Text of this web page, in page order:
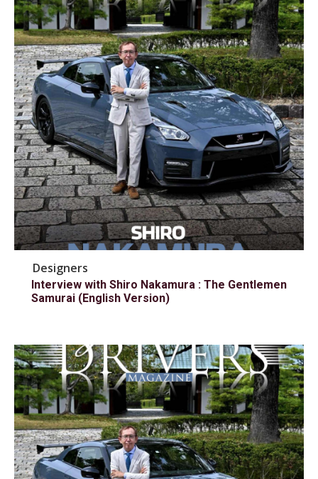
Designers
Interview with Shiro Nakamura : The Gentlemen
Samurai (English Version)